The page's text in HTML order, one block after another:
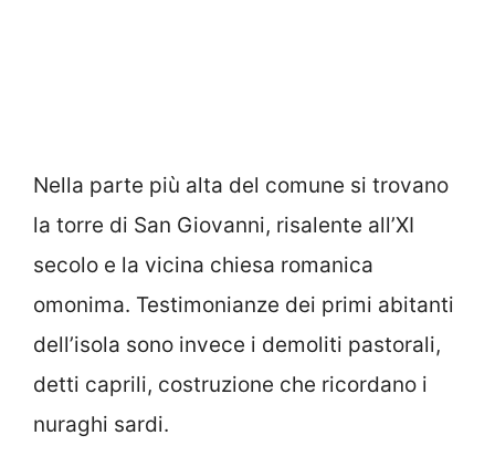
Nella parte più alta del comune si trovano
la torre di San Giovanni, risalente all’XI
secolo e la vicina chiesa romanica
omonima. Testimonianze dei primi abitanti
dell’isola sono invece i demoliti pastorali,
detti caprili, costruzione che ricordano i
nuraghi sardi.